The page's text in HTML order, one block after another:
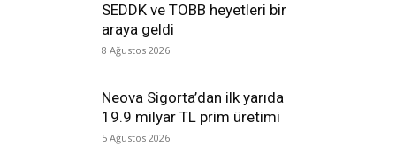
SEDDK ve TOBB heyetleri bir
araya geldi
8 Ağustos 2026
Neova Sigorta’dan ilk yarıda
19.9 milyar TL prim üretimi
5 Ağustos 2026